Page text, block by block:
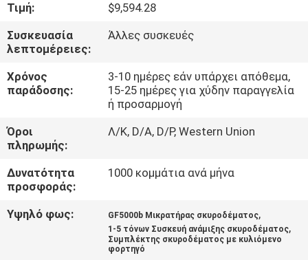
ΕΠΑΦΉ
ΝΈΑ
SITEMAP
ΠΟΛΙΤΙΚΉ
ΑΠΟΡΡΉΤΟΥ
Τιμή:
$9,594.28
Συσκευασία
λεπτομέρειες:
Άλλες συσκευές
Χρόνος
παράδοσης:
3-10 ημέρες εάν υπάρχει απόθεμα,
15-25 ημέρες για χύδην παραγγελία
ή προσαρμογή
Όροι
πληρωμής:
Λ/Κ, D/A, D/P, Western Union
Δυνατότητα
προσφοράς:
1000 κομμάτια ανά μήνα
Υψηλό φως: GF5000b Μικρατήρας σκυροδέματος,
1-5 τόνων Συσκευή ανάμιξης σκυροδέματος,
Συμπλέκτης σκυροδέματος με κυλιόμενο
φορτηγό